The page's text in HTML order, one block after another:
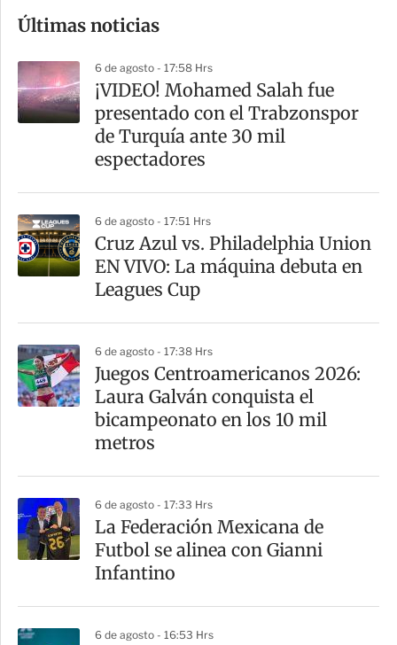
m
a
r
t
Últimas noticias
6 de agosto - 17:58 Hrs
¡VIDEO! Mohamed Salah fue
presentado con el Trabzonspor
de Turquía ante 30 mil
espectadores
6 de agosto - 17:51 Hrs
Cruz Azul vs. Philadelphia Union
EN VIVO: La máquina debuta en
Leagues Cup
6 de agosto - 17:38 Hrs
Juegos Centroamericanos 2026:
Laura Galván conquista el
bicampeonato en los 10 mil
metros
6 de agosto - 17:33 Hrs
La Federación Mexicana de
Futbol se alinea con Gianni
Infantino
6 de agosto - 16:53 Hrs